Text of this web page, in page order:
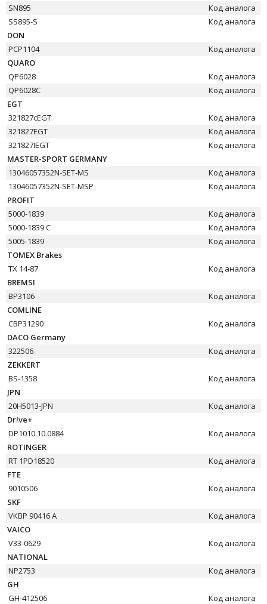
SN895
Код аналога
SS895-S
Код аналога
DON
PCP1104
Код аналога
QUARO
QP6028
Код аналога
QP6028C
Код аналога
EGT
321827cEGT
Код аналога
321827EGT
Код аналога
321827IEGT
Код аналога
MASTER-SPORT GERMANY
13046057352N-SET-MS
Код аналога
13046057352N-SET-MSP
Код аналога
PROFIT
5000-1839
Код аналога
5000-1839 C
Код аналога
5005-1839
Код аналога
TOMEX Brakes
TX 14-87
Код аналога
BREMSI
BP3106
Код аналога
COMLINE
CBP31290
Код аналога
DACO Germany
322506
Код аналога
ZEKKERT
BS-1358
Код аналога
JPN
20H5013-JPN
Код аналога
Dr!ve+
DP1010.10.0884
Код аналога
ROTINGER
RT 1PD18520
Код аналога
FTE
9010506
Код аналога
SKF
VKBP 90416 A
Код аналога
VAICO
V33-0629
Код аналога
NATIONAL
NP2753
Код аналога
GH
GH-412506
Код аналога